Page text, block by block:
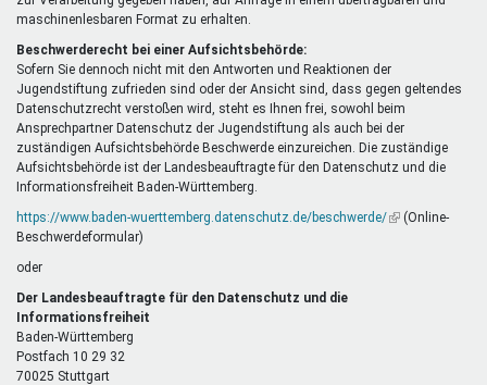
maschinenlesbaren Format zu erhalten.
Beschwerderecht bei einer Aufsichtsbehörde:
Sofern Sie dennoch nicht mit den Antworten und Reaktionen der
Jugendstiftung zufrieden sind oder der Ansicht sind, dass gegen geltendes
Datenschutzrecht verstoßen wird, steht es Ihnen frei, sowohl beim
Ansprechpartner Datenschutz der Jugendstiftung als auch bei der
zuständigen Aufsichtsbehörde Beschwerde einzureichen. Die zuständige
Aufsichtsbehörde ist der Landesbeauftragte für den Datenschutz und die
Informationsfreiheit Baden-Württemberg.
https://www.baden-wuerttemberg.datenschutz.de/beschwerde/(Link(Online-
Beschwerdeformular)
oder
Der Landesbeauftragte für den Datenschutz und die
Informationsfreiheit
Baden-Württemberg
Postfach 10 29 32
70025 Stuttgart